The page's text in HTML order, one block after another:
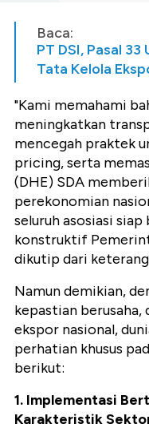
Baca:
PT DSI, Pasal
Tata Kelola
"Kami memahami
meningkatkan
mencegah praktek
pricing, serta
(DHE) SDA
perekonomian
seluruh asosiasi
konstruktif
dikutip dari
Namun demikian,
kepastian berusaha,
ekspor nasional,
perhatian khusus
berikut:
1. Implementasi
Karakteristik